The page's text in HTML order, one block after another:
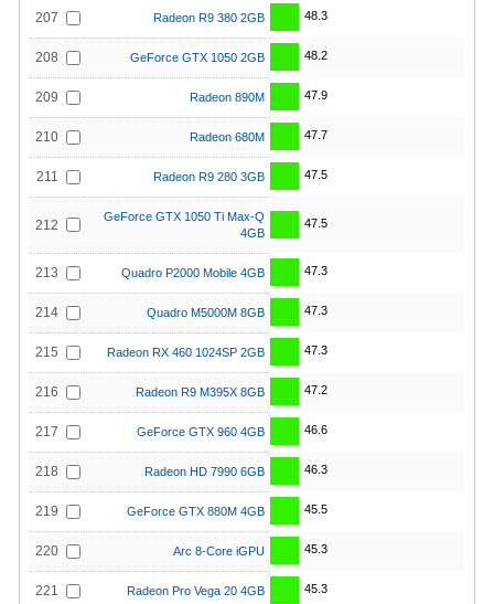
207 Radeon R9 380 2GB 48.3
208 GeForce GTX 1050 2GB 48.2
209 Radeon 890M 47.9
210 Radeon 680M 47.7
211 Radeon R9 280 3GB 47.5
212
GeForce GTX 1050 Ti Max-Q
4GB
47.5
213 Quadro P2000 Mobile 4GB 47.3
214 Quadro M5000M 8GB 47.3
215 Radeon RX 460 1024SP 2GB 47.3
216 Radeon R9 M395X 8GB 47.2
217 GeForce GTX 960 4GB 46.6
218 Radeon HD 7990 6GB 46.3
219 GeForce GTX 880M 4GB 45.5
220 Arc 8-Core iGPU 45.3
221 Radeon Pro Vega 20 4GB 45.3